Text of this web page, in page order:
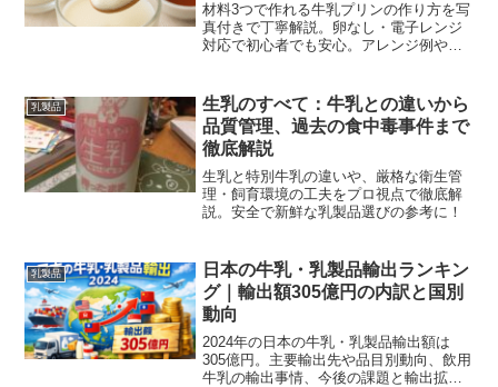
材料3つで作れる牛乳プリンの作り方を写
真付きで丁寧解説。卵なし・電子レンジ
対応で初心者でも安心。アレンジ例や失
乳製品
生乳のすべて：牛乳との違いから
品質管理、過去の食中毒事件まで
徹底解説
生乳と特別牛乳の違いや、厳格な衛生管
理・飼育環境の工夫をプロ視点で徹底解
説。安全で新鮮な乳製品選びの参考に！
乳製品
日本の牛乳・乳製品輸出ランキン
グ｜輸出額305億円の内訳と国別
動向
2024年の日本の牛乳・乳製品輸出額は
305億円。主要輸出先や品目別動向、飲用
牛乳の輸出事情、今後の課題と輸出拡大